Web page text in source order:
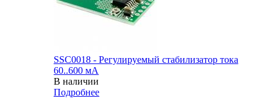
SSC0018 - Регулируемый стабилизатор тока
60..600 мА
В наличии
Подробнее